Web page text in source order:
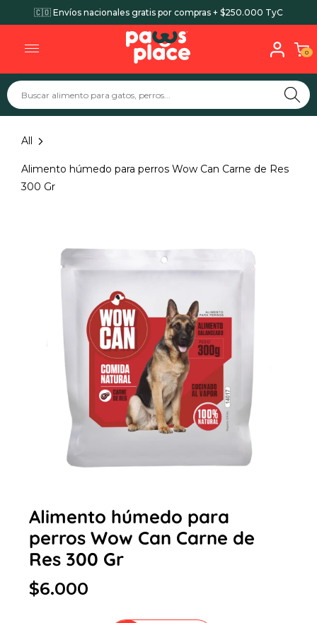
🇨🇴 Envíos nacionales gratis por compras + $250.000 TyC
0
All
Alimento húmedo para perros Wow Can Carne de Res
300 Gr
Alimento húmedo para
perros Wow Can Carne de
Res 300 Gr
$6.000